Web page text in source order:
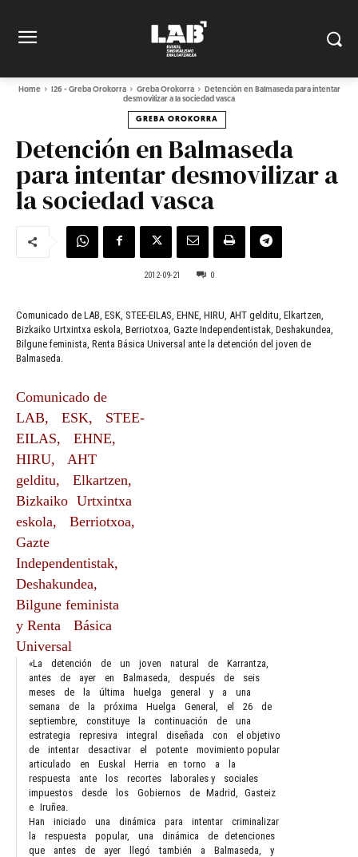
Home I26 - Greba Orokorra Greba Orokorra
Detención en Balmaseda para intentar
desmovilizar a la sociedad vasca
GREBA OROKORRA
Detención en Balmaseda
para intentar desmovilizar a
la sociedad vasca
2012-09-21 0
Comunicado de LAB, ESK, STEE-EILAS, EHNE, HIRU, AHT gelditu, Elkartzen,
Bizkaiko Urtxintxa eskola, Berriotxoa, Gazte Independentistak, Deshakundea,
Bilgune feminista, Renta Básica Universal ante la detención del joven de
Balmaseda.
Comunicado de
LAB, ESK, STEE‐
EILAS, EHNE,
HIRU, AHT
gelditu, Elkartzen,
Bizkaiko Urtxintxa
eskola, Berriotxoa,
Gazte
Independentistak,
Deshakundea,
Bilgune feminista
y Renta Básica
Universal
«La detención de un joven natural de Karrantza,
antes de ayer en Balmaseda, después de seis
meses de la última huelga general y a una
semana de la próxima Huelga General, el 26 de
septiembre, constituye la continuación de una
estrategia represiva integral diseñada con el objetivo
de intentar desactivar el potente movimiento popular
articulado en Euskal Herria en torno a la
respuesta ante los recortes laborales y sociales
impuestos desde los Gobiernos de Madrid, Gasteiz
e Iruñea.
Han iniciado una dinámica para intentar criminalizar
la respuesta popular, una dinámica de detenciones
que antes de ayer llegó también a Balmaseda, y